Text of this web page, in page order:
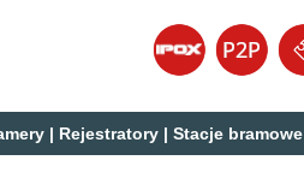
| Rejestratory | Stacje bramowe